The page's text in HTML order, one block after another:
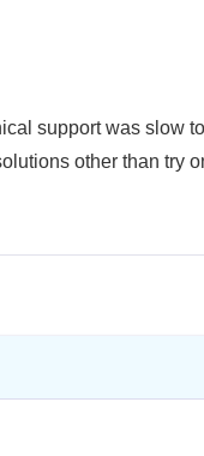
support was slow
other than try